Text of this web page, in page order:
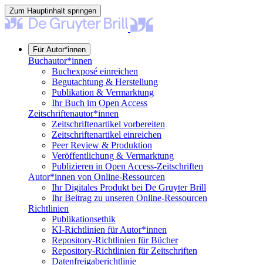
Zum Hauptinhalt springen
Für Autor*innen
Buchautor*innen
Buchexposé einreichen
Begutachtung & Herstellung
Publikation & Vermarktung
Ihr Buch im Open Access
Zeitschriftenautor*innen
Zeitschriftenartikel vorbereiten
Zeitschriftenartikel einreichen
Peer Review & Produktion
Veröffentlichung & Vermarktung
Publizieren in Open Access-Zeitschriften
Autor*innen von Online-Ressourcen
Ihr Digitales Produkt bei De Gruyter Brill
Ihr Beitrag zu unseren Online-Ressourcen
Richtlinien
Publikationsethik
KI-Richtlinien für Autor*innen
Repository-Richtlinien für Bücher
Repository-Richtlinien für Zeitschriften
Datenfreigaberichtlinie